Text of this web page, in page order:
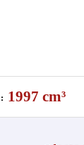
: 1997 cm³